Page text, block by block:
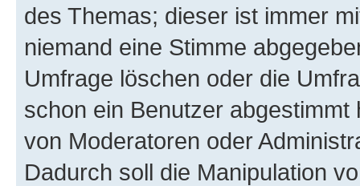
des Themas; dieser ist immer
niemand eine Stimme
Umfrage löschen oder die
schon ein Benutzer
von Moderatoren oder
Dadurch soll die Manipulation